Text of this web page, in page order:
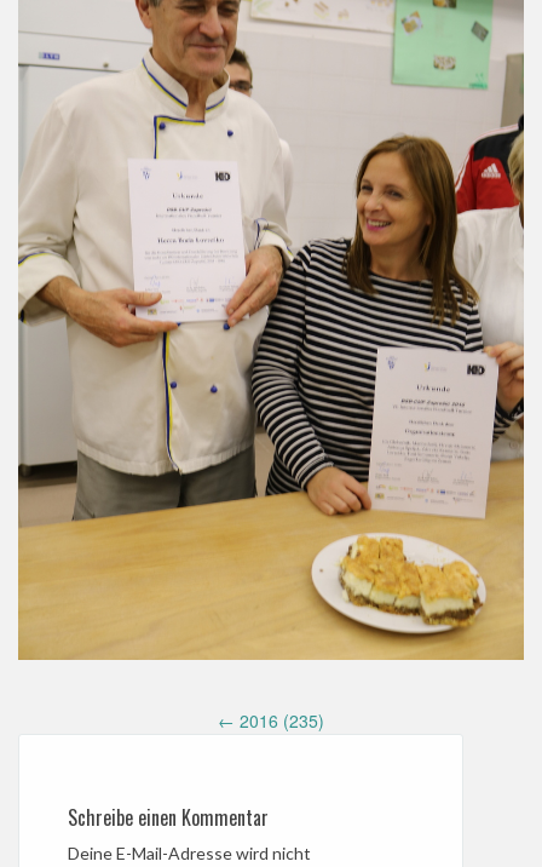
navigation
← 2016 (235)
Schreibe einen Kommentar
Deine E-Mail-Adresse wird nicht